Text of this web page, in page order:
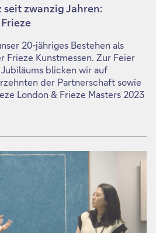
zwanzig Jahren:
20-jähriges Bestehen als
Frieze Kunstmessen. Zur Feier
blicken wir auf
der Partnerschaft sowie
London & Frieze Masters 2023